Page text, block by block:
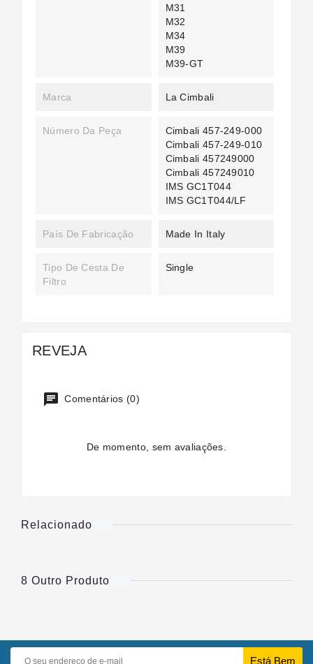
M31
M32
M34
M39
M39-GT
Marca La Cimbali
Número Da Peça
Cimbali 457-249-000
Cimbali 457-249-010
Cimbali 457249000
Cimbali 457249010
IMS GC1T044
IMS GC1T044/LF
País De Fabricação Made In Italy
Tipo De Cesta De
Filtro
Single
REVEJA
Comentários (0)
De momento, sem avaliações.
Relacionado
8 Outro Produto